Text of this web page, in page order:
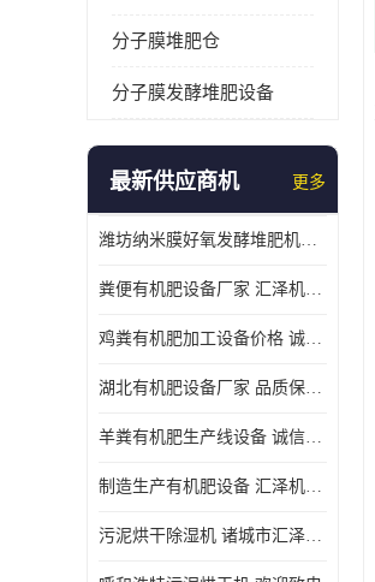
分子膜堆肥仓
分子膜发酵堆肥设备
最新供应商机 更多
潍坊纳米膜好氧发酵堆肥机定制
粪便有机肥设备厂家 汇泽机械 免费报价
鸡粪有机肥加工设备价格 诚信卖家 致电了解
湖北有机肥设备厂家 品质保障 欢迎咨询
羊粪有机肥生产线设备 诚信卖家 致电了解
制造生产有机肥设备 汇泽机械 免费报价
污泥烘干除湿机 诸城市汇泽机械有限公司